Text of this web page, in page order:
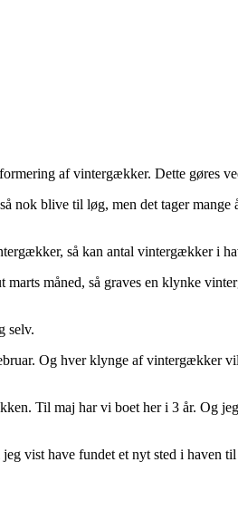
af vintergækker. Dette gøres
nok blive til løg, men det tager
så kan antal vintergækker i
måned, så graves en klynke
selv.
Og hver klynge af vintergækker
Til maj har vi boet her i 3 år. Og
vist have fundet et nyt sted i haven